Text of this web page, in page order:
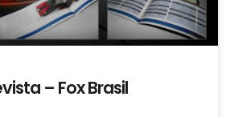
– Fox Brasil